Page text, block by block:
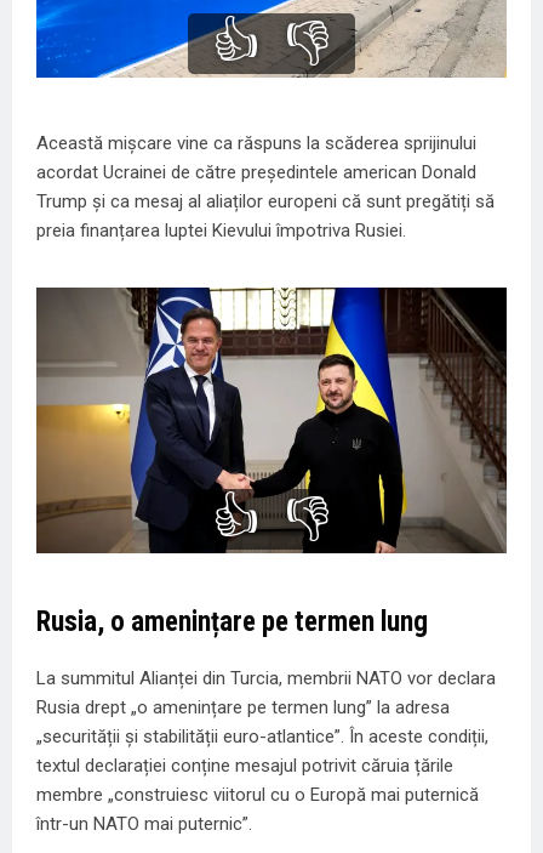
👍 👎
Această mișcare vine ca răspuns la scăderea sprijinului
acordat Ucrainei de către președintele american Donald
Trump și ca mesaj al aliaților europeni că sunt pregătiți să
preia finanțarea luptei Kievului împotriva Rusiei.
👍 👎
Rusia, o amenințare pe termen lung
La summitul Alianței din Turcia, membrii NATO vor declara
Rusia drept „o amenințare pe termen lung” la adresa
„securității și stabilității euro-atlantice”. În aceste condiții,
textul declarației conține mesajul potrivit căruia țările
membre „construiesc viitorul cu o Europă mai puternică
într-un NATO mai puternic”.